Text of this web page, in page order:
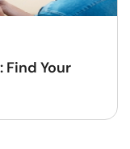
Find Your